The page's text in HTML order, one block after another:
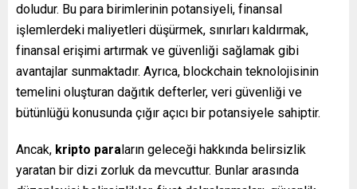
doludur. Bu para birimlerinin potansiyeli, finansal
işlemlerdeki maliyetleri düşürmek, sınırları kaldırmak,
finansal erişimi artırmak ve güvenliği sağlamak gibi
avantajlar sunmaktadır. Ayrıca, blockchain teknolojisinin
temelini oluşturan dağıtık defterler, veri güvenliği ve
bütünlüğü konusunda çığır açıcı bir potansiyele sahiptir.
Ancak, kripto paraların geleceği hakkında belirsizlik
yaratan bir dizi zorluk da mevcuttur. Bunlar arasında